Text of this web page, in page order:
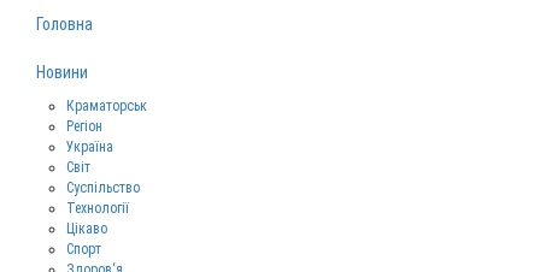
Головна
Новини
Краматорськ
Регіон
Україна
Світ
Суспільство
Технології
Цікаво
Спорт